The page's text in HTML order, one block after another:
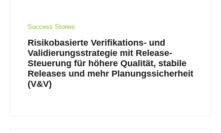
Success Stories
Risikobasierte Verifikations- und
Validierungsstrategie mit Release-
Steuerung für höhere Qualität, stabile
Releases und mehr Planungssicherheit
(V&V)